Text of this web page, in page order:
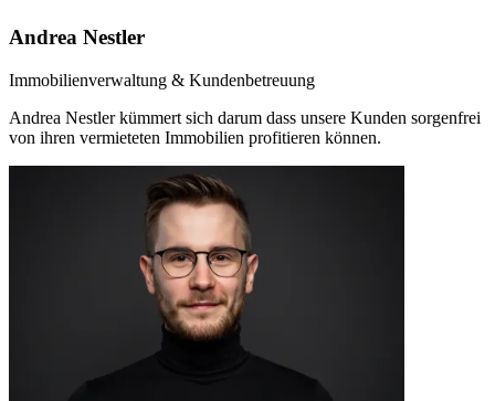
Andrea Nestler
Immobilienverwaltung & Kundenbetreuung
Andrea Nestler kümmert sich darum dass unsere Kunden sorgenfrei
von ihren vermieteten Immobilien profitieren können.